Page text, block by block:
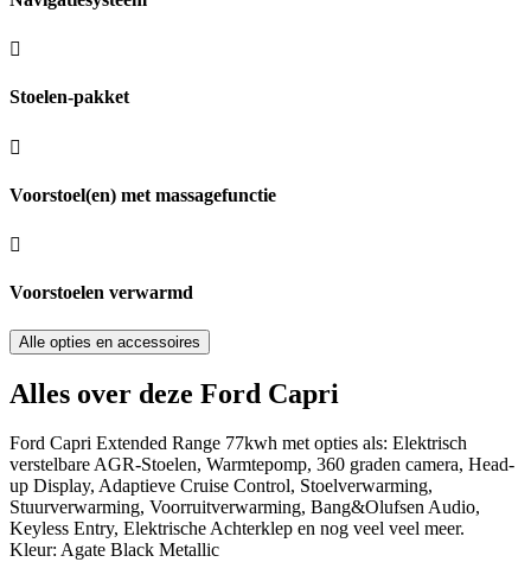
Stoelen-pakket
Voorstoel(en) met massagefunctie
Voorstoelen verwarmd
Alle opties en accessoires
Alles over deze Ford Capri
Ford Capri Extended Range 77kwh met opties als: Elektrisch
verstelbare AGR-Stoelen, Warmtepomp, 360 graden camera, Head-
up Display, Adaptieve Cruise Control, Stoelverwarming,
Stuurverwarming, Voorruitverwarming, Bang&Olufsen Audio,
Keyless Entry, Elektrische Achterklep en nog veel veel meer.
Kleur: Agate Black Metallic